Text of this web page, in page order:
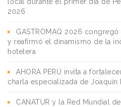
2026
GASTROMAQ 2026
y reafirmó el dinamismo de la
hotelera
AHORA PERÚ invita a
charla especializada de Joaquín
CANATUR y la Red Mundial